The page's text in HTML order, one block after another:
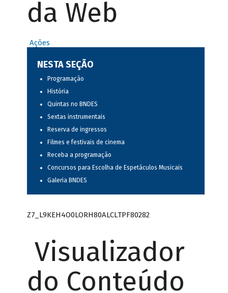
da Web
Ações
NESTA SEÇÃO
Programação
História
Quintas no BNDES
Sextas instrumentais
Reserva de ingressos
Filmes e festivais de cinema
Receba a programação
Concursos para Escolha de Espetáculos Musicais
Galeria BNDES
Z7_L9KEH4O0LORH80ALCLTPF80282
Visualizador
do Conteúdo